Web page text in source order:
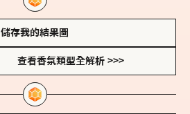
儲存我的結果圖
查看香氛類型全解析 >>>